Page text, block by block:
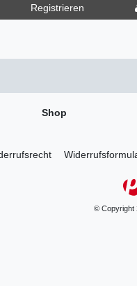
Registrieren
Shop
© Copyright